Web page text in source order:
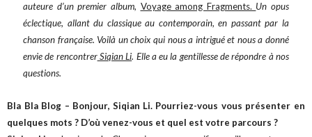
auteure d’un premier album, Voyage among Fragments. Un opus
éclectique, allant du classique au contemporain, en passant par la
chanson française. Voilà un choix qui nous a intrigué et nous a donné
envie de rencontrerSiqian Li. Elle a eu la gentillesse de répondre à nos
questions.
Bla Bla Blog – Bonjour, Siqian Li. Pourriez-vous vous présenter en
quelques mots ? D’où venez-vous et quel est votre parcours ?